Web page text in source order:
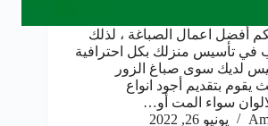
أفضل اعمال الصباغة ، لذلك
تأسيس منزلك بكل احترافية
لديك سوى صباغ الزور
يقوم بتقديم أجود انواع
سواء المت أو…
يونيو 26, 2022